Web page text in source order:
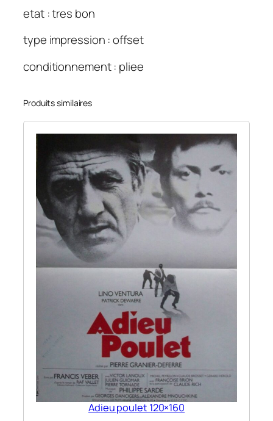
etat : tres bon
type impression : offset
conditionnement : pliee
Produits similaires
Adieu poulet 120×160